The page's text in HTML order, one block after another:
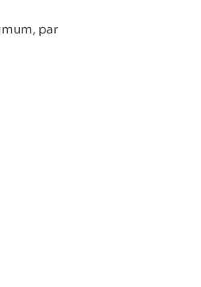
par